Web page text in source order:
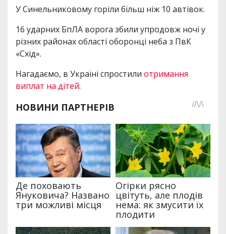
У Синельниковому горіли більш ніж 10 автівок.
16 ударних БпЛА ворога збили упродовж ночі у
різних районах області оборонці неба з ПвК
«Схід».
Нагадаємо, в Україні спростили отримання
виплат на дітей.